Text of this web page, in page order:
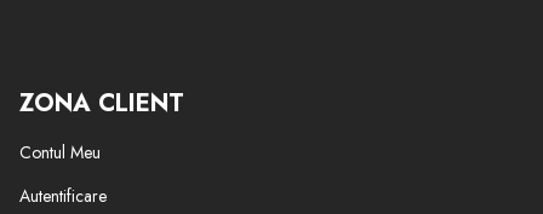
ZONA CLIENT
Contul Meu
Autentificare